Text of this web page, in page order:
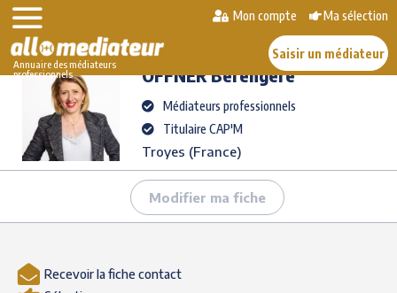
Skip
content
Annuaire des médiateurs
professionnels
Mon compte Ma sélection
Saisir un médiateur
AlloMediateur
OFFNERBérengère
Médiateurs professionnels
Titulaire CAP'M
Troyes (France)
Modifier ma fiche
Recevoir la fiche contact